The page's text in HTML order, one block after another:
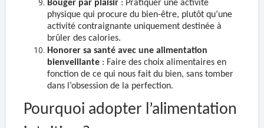
Bouger par plaisir : Pratiquer une activité
physique qui procure du bien-être, plutôt qu’une
activité contraignante uniquement destinée à
brûler des calories.
Honorer sa santé avec une alimentation
bienveillante : Faire des choix alimentaires en
fonction de ce qui nous fait du bien, sans tomber
dans l’obsession de la perfection.
Pourquoi adopter l’alimentation